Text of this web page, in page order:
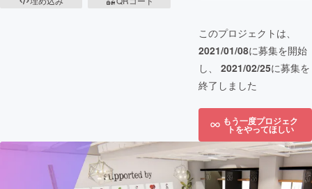
このプロジェクトは、
2021/01/08に募集を開始
し、 2021/02/25に募集を
終了しました
もう一度プロジェク
トをやってほしい